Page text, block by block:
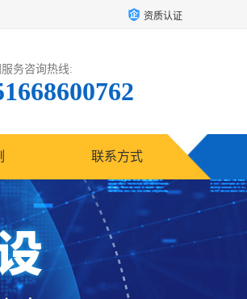
资质认证
务咨询热线:
联系方式